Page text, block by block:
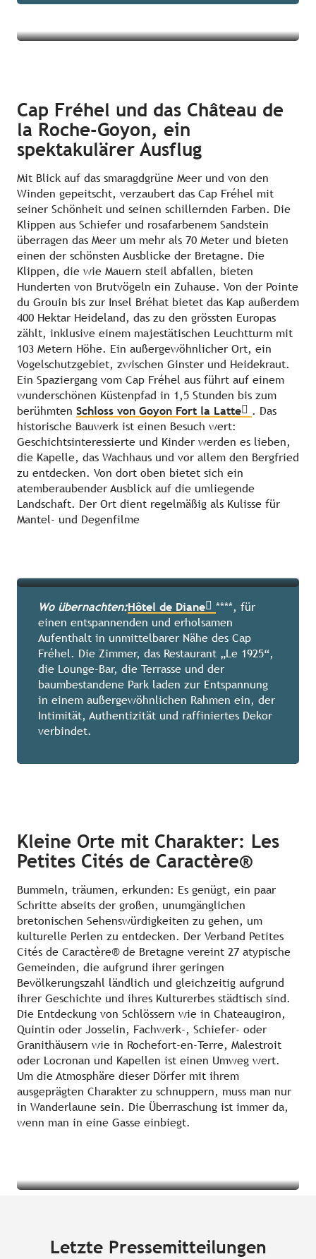
Cap Fréhel und das Château de
la Roche-Goyon, ein
spektakulärer Ausflug
Mit Blick auf das smaragdgrüne Meer und von den
Winden gepeitscht, verzaubert das Cap Fréhel mit
seiner Schönheit und seinen schillernden Farben. Die
Klippen aus Schiefer und rosafarbenem Sandstein
überragen das Meer um mehr als 70 Meter und bieten
einen der schönsten Ausblicke der Bretagne. Die
Klippen, die wie Mauern steil abfallen, bieten
Hunderten von Brutvögeln ein Zuhause. Von der Pointe
du Grouin bis zur Insel Bréhat bietet das Kap außerdem
400 Hektar Heideland, das zu den grössten Europas
zählt, inklusive einem majestätischen Leuchtturm mit
103 Metern Höhe. Ein außergewöhnlicher Ort, ein
Vogelschutzgebiet, zwischen Ginster und Heidekraut.
Ein Spaziergang vom Cap Fréhel aus führt auf einem
wunderschönen Küstenpfad in 1,5 Stunden bis zum
berühmten Schloss von Goyon Fort la Latte
. Das
historische Bauwerk ist einen Besuch wert:
Geschichtsinteressierte und Kinder werden es lieben,
die Kapelle, das Wachhaus und vor allem den Bergfried
zu entdecken. Von dort oben bietet sich ein
atemberaubender Ausblick auf die umliegende
Landschaft. Der Ort dient regelmäßig als Kulisse für
Mantel- und DegenfilmeCap Frehel – Fort La latte
Mehr erfahren
Wo übernachten:Hôtel de Diane
****, für
einen entspannenden und erholsamen
Aufenthalt in unmittelbarer Nähe des Cap
Fréhel. Die Zimmer, das Restaurant „Le 1925“,
die Lounge-Bar, die Terrasse und der
baumbestandene Park laden zur Entspannung
in einem außergewöhnlichen Rahmen ein, der
Intimität, Authentizität und raffiniertes Dekor
verbindet.
Kleine Orte mit Charakter: Les
Petites Cités de Caractère®
Bummeln, träumen, erkunden: Es genügt, ein paar
Schritte abseits der großen, unumgänglichen
bretonischen Sehenswürdigkeiten zu gehen, um
kulturelle Perlen zu entdecken. Der Verband Petites
Cités de Caractère® de Bretagne vereint 27 atypische
Gemeinden, die aufgrund ihrer geringen
Bevölkerungszahl ländlich und gleichzeitig aufgrund
ihrer Geschichte und ihres Kulturerbes städtisch sind.
Die Entdeckung von Schlössern wie in Chateaugiron,
Quintin oder Josselin, Fachwerk-, Schiefer- oder
Granithäusern wie in Rochefort-en-Terre, Malestroit
oder Locronan und Kapellen ist einen Umweg wert.
Um die Atmosphäre dieser Dörfer mit ihrem
ausgeprägten Charakter zu schnuppern, muss man nur
in Wanderlaune sein. Die Überraschung ist immer da,
wenn man in eine Gasse einbiegt.
Die kleinen charaktervollen Orte der
Bretagne
Letzte Pressemitteilungen